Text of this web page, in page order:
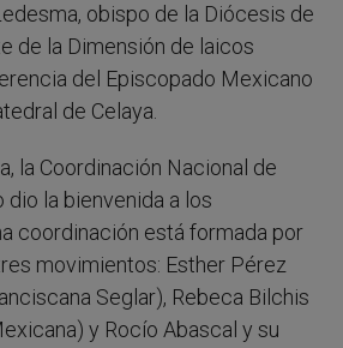
obispo de la Diócesis de
de la Dimensión de laicos
del Episcopado Mexicano
de Celaya.
la Coordinación Nacional de
la bienvenida a los
coordinación está formada por
movimientos: Esther Pérez
Seglar), Rebeca Bilchis
y Rocío Abascal y su